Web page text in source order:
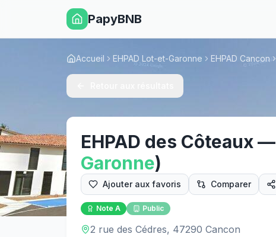
PapyBNB
Accueil EHPAD Lot-et-Garonne EHPAD Cancon
EHPAD des Côteaux—
Garonne)
Ajouter aux favoris Comparer
Note A Public
2 rue des Cédres, 47290 Cancon